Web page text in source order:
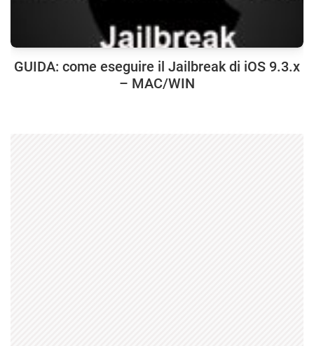
GUIDA: come eseguire il Jailbreak di iOS 9.3.x
– MAC/WIN